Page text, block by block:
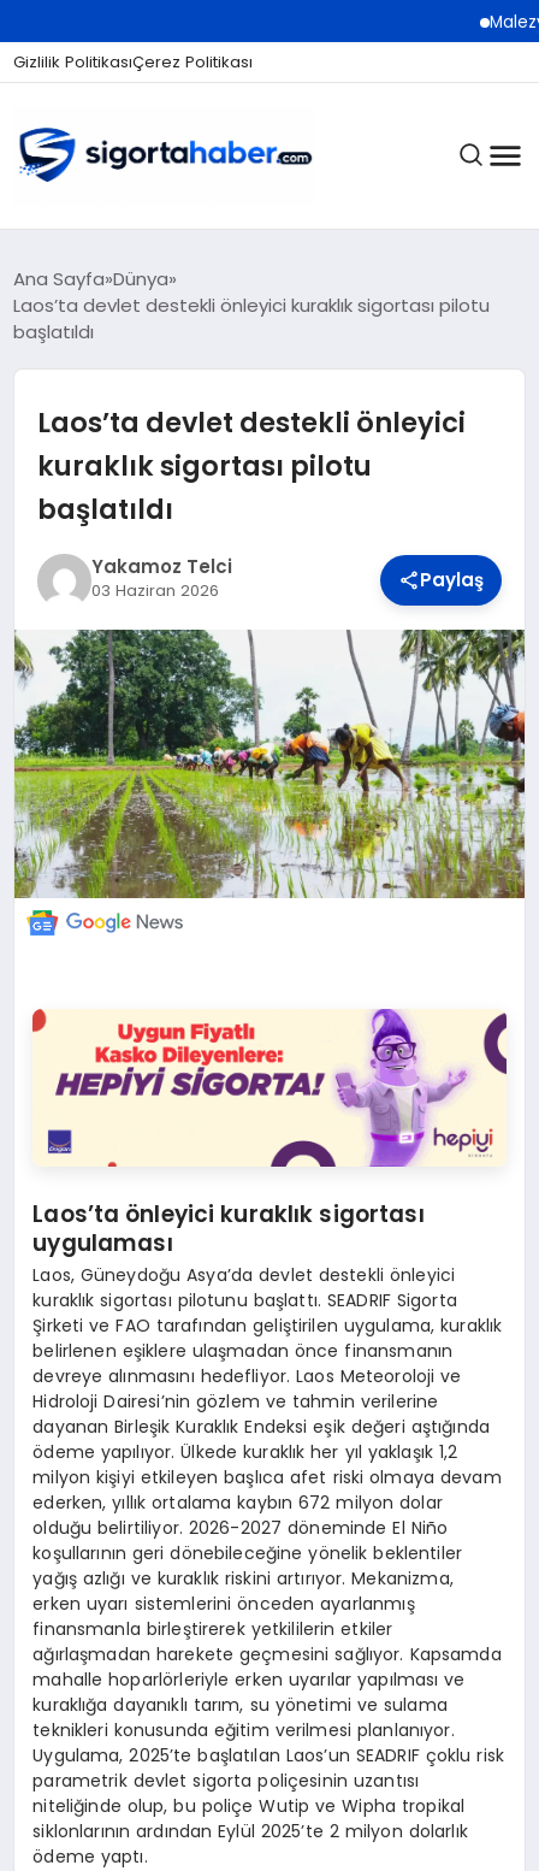
Gizlilik PolitikasıÇerez Politikası
SIGORTA
EKONOMI
BILIM VE TEKNOLOJI
OTOMOBIL
KÜNYE
İLETIŞIM
Ana Sayfa Dünya
Laos’ta devlet destekli önleyici kuraklık sigortası pilotu
başlatıldı
Laos’ta devlet destekli önleyici
kuraklık sigortası pilotu
başlatıldı
Yakamoz Telci
03 Haziran 2026 Paylaş
Laos’ta önleyici kuraklık sigortası
uygulaması
Laos, Güneydoğu Asya’da devlet destekli önleyici
kuraklık sigortası pilotunu başlattı. SEADRIF Sigorta
Şirketi ve FAO tarafından geliştirilen uygulama, kuraklık
belirlenen eşiklere ulaşmadan önce finansmanın
devreye alınmasını hedefliyor. Laos Meteoroloji ve
Hidroloji Dairesi’nin gözlem ve tahmin verilerine
dayanan Birleşik Kuraklık Endeksi eşik değeri aştığında
ödeme yapılıyor. Ülkede kuraklık her yıl yaklaşık 1,2
milyon kişiyi etkileyen başlıca afet riski olmaya devam
ederken, yıllık ortalama kaybın 672 milyon dolar
olduğu belirtiliyor. 2026-2027 döneminde El Niño
koşullarının geri dönebileceğine yönelik beklentiler
yağış azlığı ve kuraklık riskini artırıyor. Mekanizma,
erken uyarı sistemlerini önceden ayarlanmış
finansmanla birleştirerek yetkililerin etkiler
ağırlaşmadan harekete geçmesini sağlıyor. Kapsamda
mahalle hoparlörleriyle erken uyarılar yapılması ve
kuraklığa dayanıklı tarım, su yönetimi ve sulama
teknikleri konusunda eğitim verilmesi planlanıyor.
Uygulama, 2025’te başlatılan Laos’un SEADRIF çoklu risk
parametrik devlet sigorta poliçesinin uzantısı
niteliğinde olup, bu poliçe Wutip ve Wipha tropikal
siklonlarının ardından Eylül 2025’te 2 milyon dolarlık
ödeme yaptı.